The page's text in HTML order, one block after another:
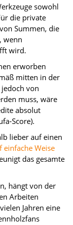
sowohl
die private
Summen, die
wenn
wird.
erworben
mitten in der
von
muss, wäre
absolut
Score).
lieber auf einen
einfache Weise
das gesamte
hängt von der
Arbeiten
Jahren eine